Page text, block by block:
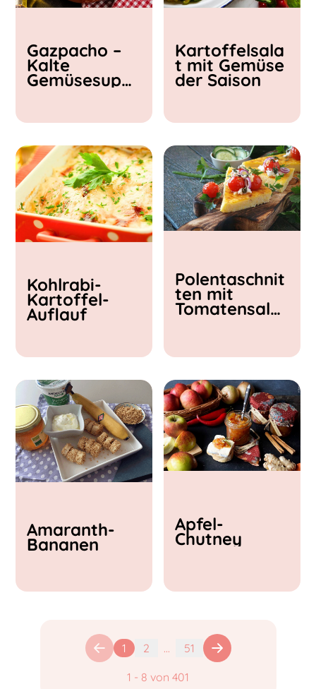
< 15 min
15 - 30 min
30 - 60 min
Gazpacho –
Kalte
Gemüsesupp
Kartoffelsala
t mit Gemüse
der Saison
Kohlrabi-
Kartoffel-
Auflauf
Polentaschnit
ten mit
Tomatensalat
Amaranth-
Bananen
Apfel-
Chutney
1 2 ... 51
1 - 8 von 401